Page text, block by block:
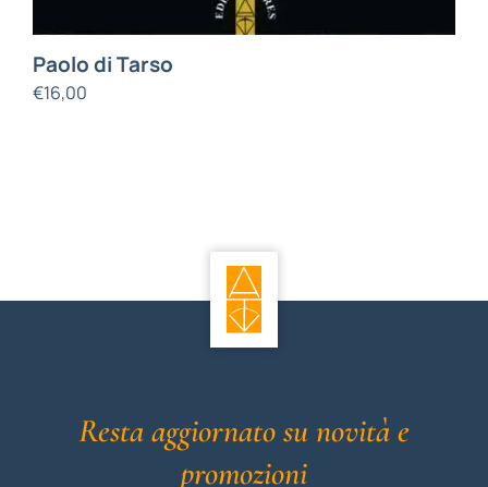
Paolo di Tarso
€16,00
Resta aggiornato su novità e
promozioni